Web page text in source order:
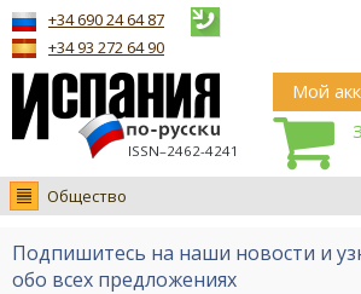
ISSN–2462-4241
+34 690 24 64 87
+34 93 272 64 90
Мой
Общество
Новости
Интервью
Подпишитесь на наши новости и
обо всех предложениях